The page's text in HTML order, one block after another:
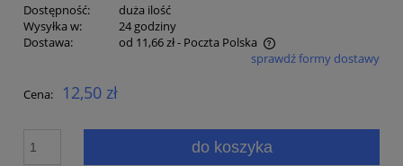
Dostępność:
duża ilość
Wysyłka w:
24 godziny
Dostawa:
od 11,66 zł- Poczta Polska
Cena nie zawiera ewentualnych kosztów płatnościsprawdź formy dostawy
Cena: 12,50 zł
do koszyka